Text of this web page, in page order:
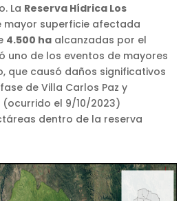
La Reserva Hídrica Los
mayor superficie afectada
4.500 ha alcanzadas por el
uno de los eventos de mayores
que causó daños significativos
de Villa Carlos Paz y
el 9/10/2023)
dentro de la reserva